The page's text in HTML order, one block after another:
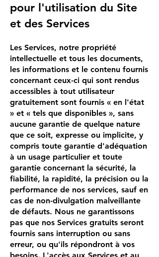
pour l'utilisation du Site
et des Services
Les Services, notre propriété
intellectuelle et tous les documents,
les informations et le contenu fournis
concernant ceux-ci qui sont rendus
accessibles à tout utilisateur
gratuitement sont fournis « en l'état
» et « tels que disponibles », sans
aucune garantie de quelque nature
que ce soit, expresse ou implicite, y
compris toute garantie d'adéquation
à un usage particulier et toute
garantie concernant la sécurité, la
fiabilité, la rapidité, la précision ou la
performance de nos services, sauf en
cas de non-divulgation malveillante
de défauts. Nous ne garantissons
pas que nos Services gratuits seront
fournis sans interruption ou sans
erreur, ou qu'ils répondront à vos